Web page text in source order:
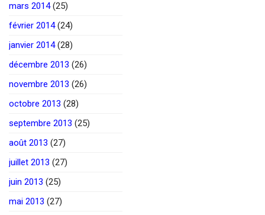
mars 2014(25)
février 2014(24)
janvier 2014(28)
décembre 2013 (26)
novembre 2013 (26)
octobre 2013 (28)
septembre 2013 (25)
août 2013 (27)
juillet 2013 (27)
juin 2013 (25)
mai 2013 (27)